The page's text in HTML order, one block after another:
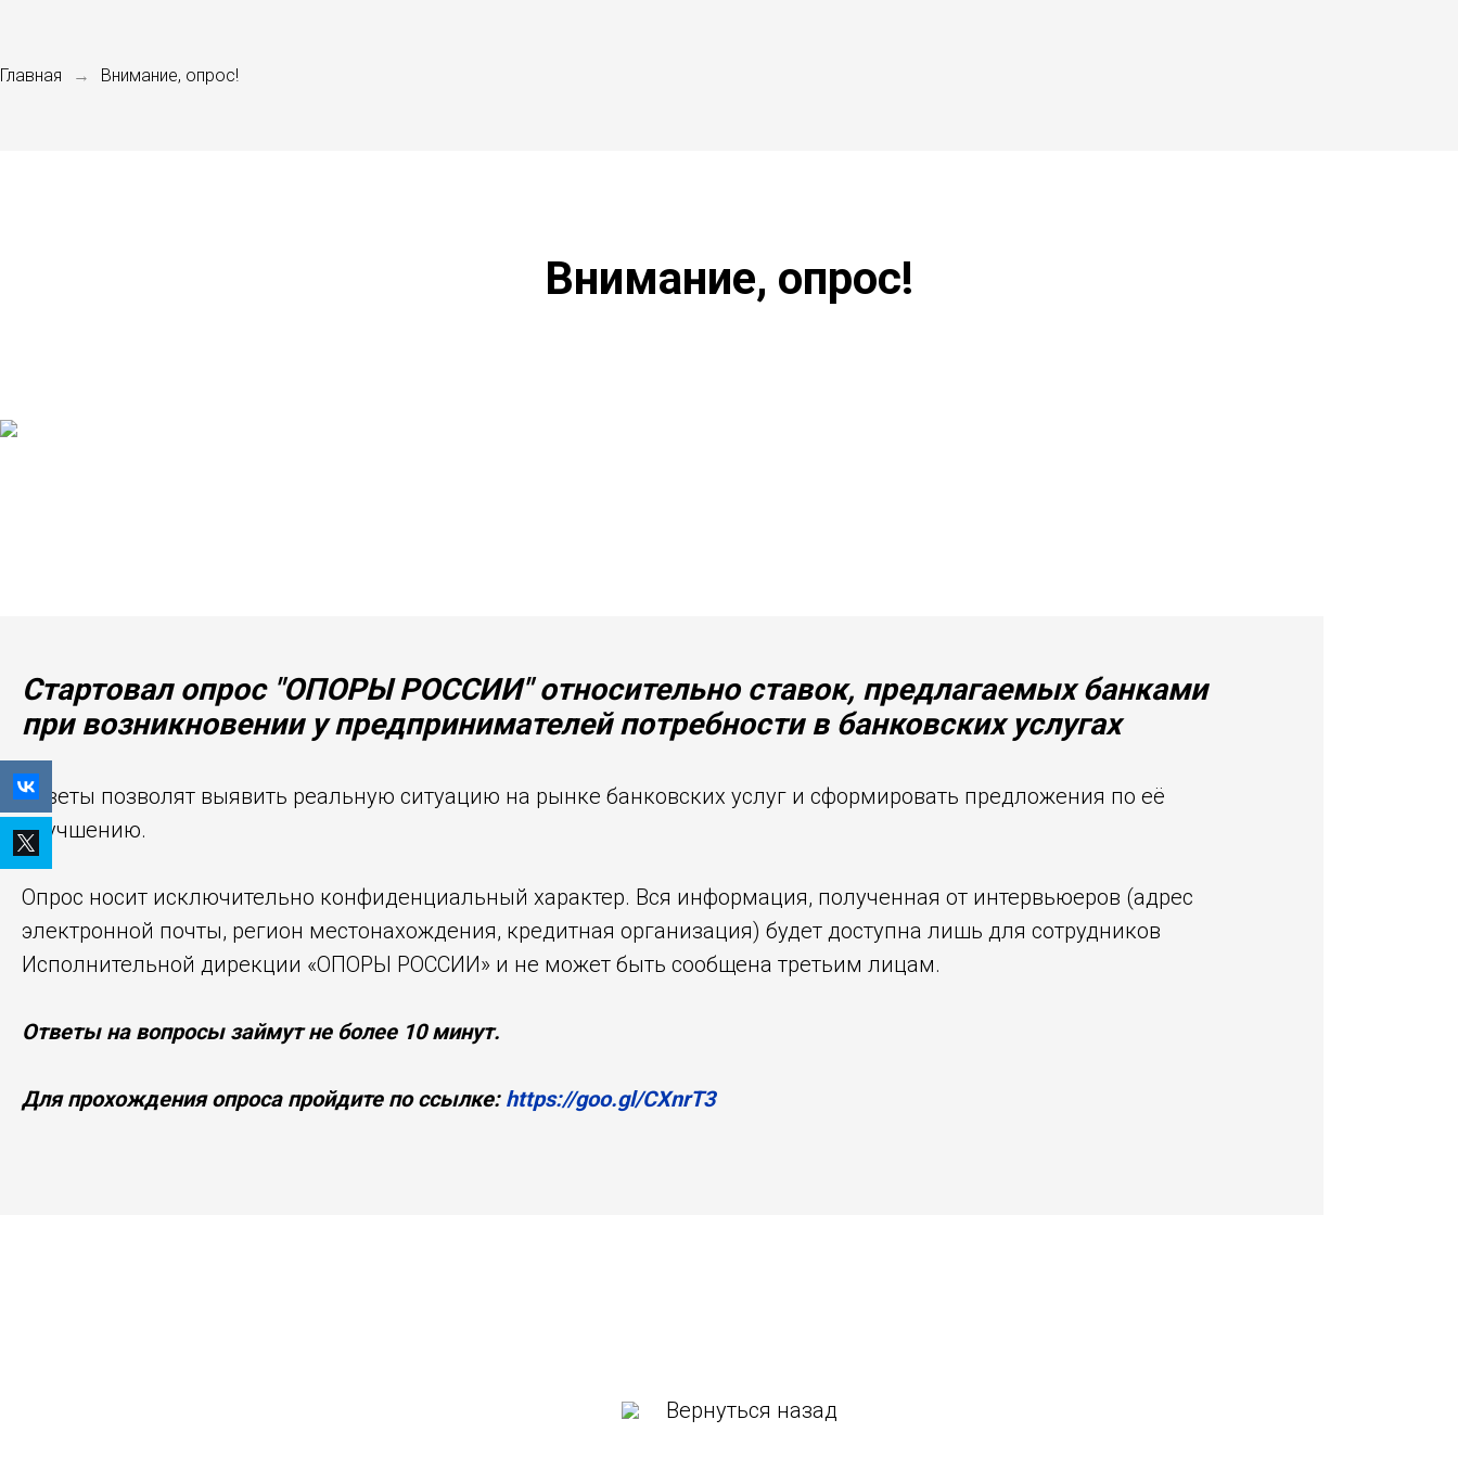
Главная → Внимание, опрос!
Внимание, опрос!
Стартовал опрос "ОПОРЫ РОССИИ" относительно ставок, предлагаемых банками
при возникновении у предпринимателей потребности в банковских услугах
Ответы позволят выявить реальную ситуацию на рынке банковских услуг и сформировать предложения по её
улучшению.
Опрос носит исключительно конфиденциальный характер. Вся информация, полученная от интервьюеров (адрес
электронной почты, регион местонахождения, кредитная организация) будет доступна лишь для сотрудников
Исполнительной дирекции «ОПОРЫ РОССИИ» и не может быть сообщена третьим лицам.
Ответы на вопросы займут не более 10 минут.
Для прохождения опроса пройдите по ссылке: https://goo.gl/CXnrT3
Вернуться назад